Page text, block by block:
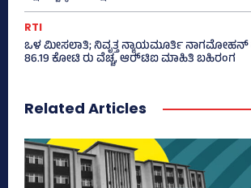
RTI
ಒಳ ಮೀಸಲಾತಿ; ನಿವೃತ್ತ ನ್ಯಾಯಮೂರ್ತಿ
86.19 ಕೋಟಿ ರು ವೆಚ್ಚ, ಆರ್‍‌ಟಿಐ ಮಾಹಿತಿ ಬಹಿರಂಗ
Related Articles